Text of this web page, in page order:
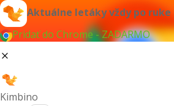
Aktuálne letáky vždy po ruke
Pridať do Chrome - ZADARMO
Kimbino